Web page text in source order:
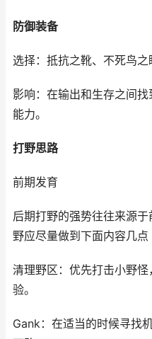
防御装备
选择：抵抗之靴、不死鸟之
影响：在输出和生存之间
能力。
打野思路
前期发育
后期打野的强势往往来源
野应尽量做到下面内容几点
清理野区：优先打击小野
验。
Gank：在适当的时候寻找